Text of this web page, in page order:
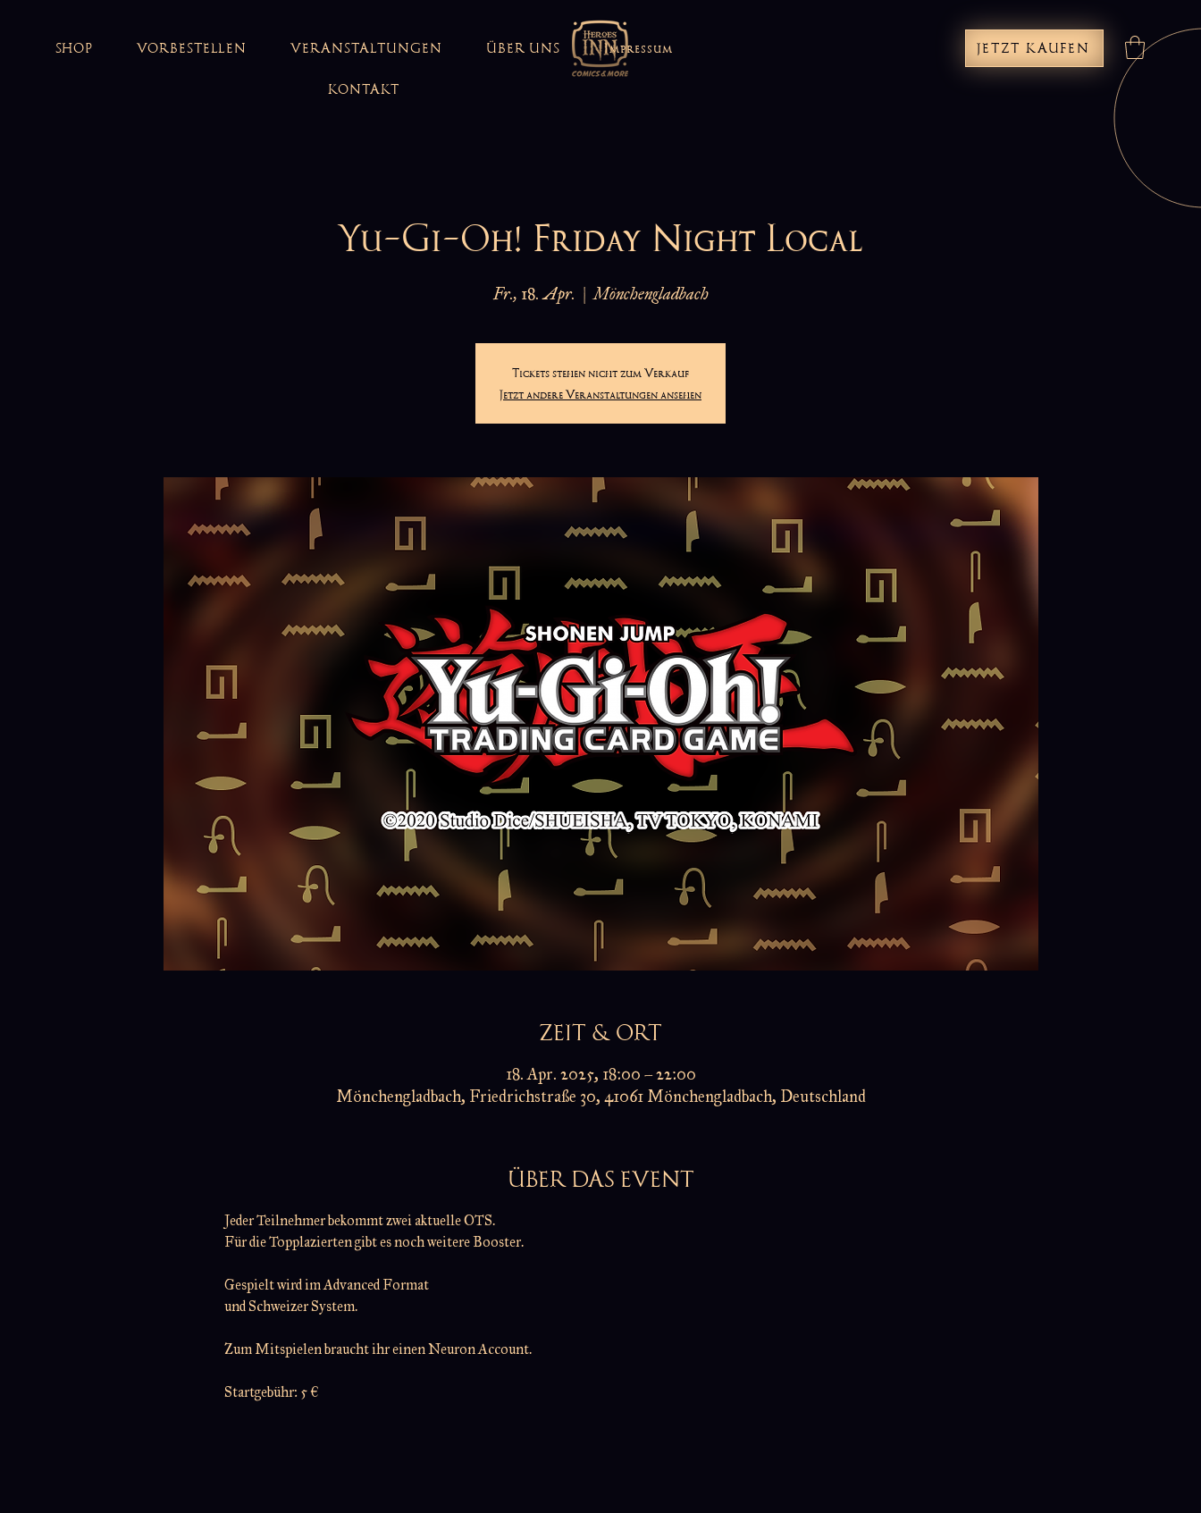
SHOP VORBESTELLEN VERANSTALTUNGEN ÜBER UNS Impressum
KONTAKT
JETZT KAUFEN
Yu-Gi-Oh! Friday Night Local
Fr., 18. Apr.
  |
Mönchengladbach
Tickets stehen nicht zum Verkauf
Jetzt andere Veranstaltungen ansehen
ZEIT & ORT
18. Apr. 2025, 18:00 – 22:00
Mönchengladbach, Friedrichstraße 30, 41061 Mönchengladbach, Deutschland
ÜBER DAS EVENT
Jeder Teilnehmer bekommt zwei aktuelle OTS.
Für die Topplazierten gibt es noch weitere Booster.
Gespielt wird im Advanced Format
und Schweizer System.
Zum Mitspielen braucht ihr einen Neuron Account.
Startgebühr: 5 €